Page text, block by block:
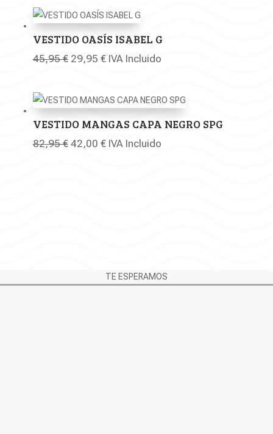
era:
45,95 €.
es:
29,95 €.
VESTIDO OASÍS ISABEL G
45,95€ El
era:
45,95 €.
29,95 €El
es:
29,95 €.
IVA Incluido
VESTIDO MANGAS CAPA NEGRO SPG
82,95€ El
42,00 €ElIVA Incluido
TE ESPERAMOS